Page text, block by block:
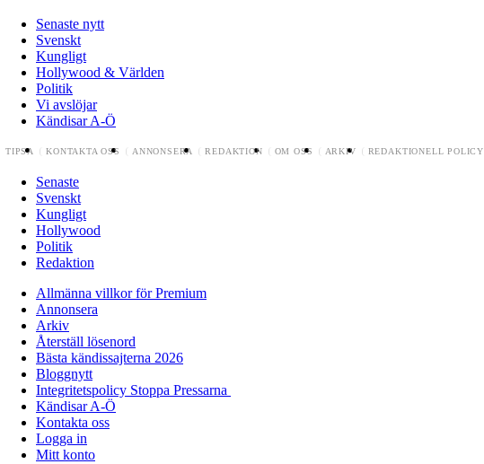
Senaste nytt
Svenskt
Kungligt
Hollywood & Världen
Politik
Vi avslöjar
Kändisar A-Ö
TIPSA KONTAKTA OSS ANNONSERA REDAKTION OM OSS ARKIV REDAKTIONELL POLICY
Senaste
Svenskt
Kungligt
Hollywood
Politik
Redaktion
Allmänna villkor för Premium
Annonsera
Arkiv
Återställ lösenord
Bästa kändissajterna 2026
Bloggnytt
Integritetspolicy Stoppa Pressarna
Kändisar A-Ö
Kontakta oss
Logga in
Mitt konto